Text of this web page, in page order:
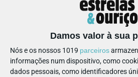
Damos valor à sua
Nós e os nossos 1019 parceiros
informações num dispositivo, como
dados pessoais, como identificadores